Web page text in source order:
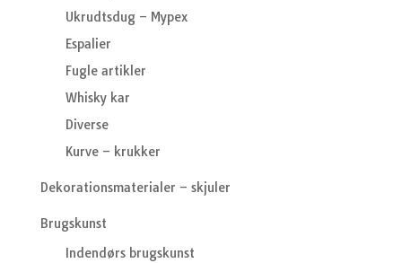
Ukrudtsdug – Mypex
Espalier
Fugle artikler
Whisky kar
Diverse
Kurve – krukker
Dekorationsmaterialer – skjuler
Brugskunst
Indendørs brugskunst